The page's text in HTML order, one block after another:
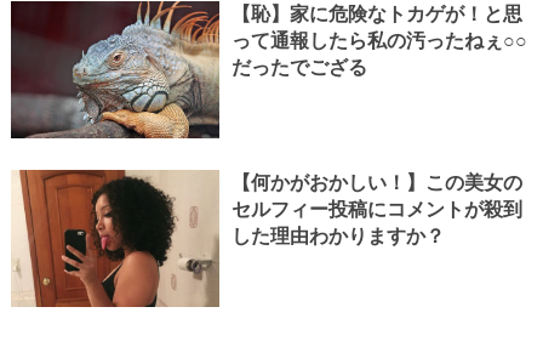
【恥】家に危険なトカゲが！と思
って通報したら私の汚ったねぇ○○
だったでござる
【何かがおかしい！】この美女の
セルフィー投稿にコメントが殺到
した理由わかりますか？